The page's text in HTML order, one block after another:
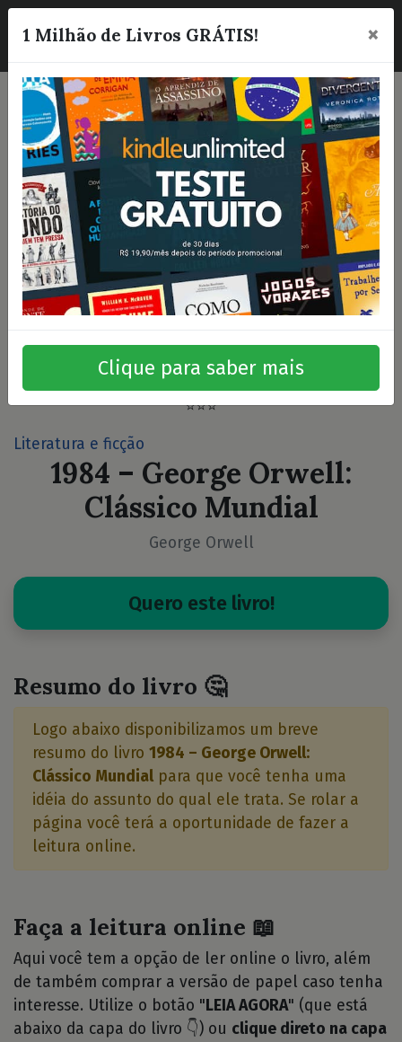
☰
⭐⭐⭐
Literatura e ficção
1984 – George Orwell:
Clássico Mundial
George Orwell
Quero este livro!
Resumo do livro 🤔
Logo abaixo disponibilizamos um breve
resumo do livro 1984 – George Orwell:
Clássico Mundial para que você tenha uma
idéia do assunto do qual ele trata. Se rolar a
página você terá a oportunidade de fazer a
leitura online.
Faça a leitura online 📖
Aqui você tem a opção de ler online o livro, além
de também comprar a versão de papel caso tenha
interesse. Utilize o botão " LEIA AGORA" (que está
abaixo da capa do livro 👇) ou clique direto na capa
1 Milhão de Livros GRÁTIS! ×
Clique para saber mais